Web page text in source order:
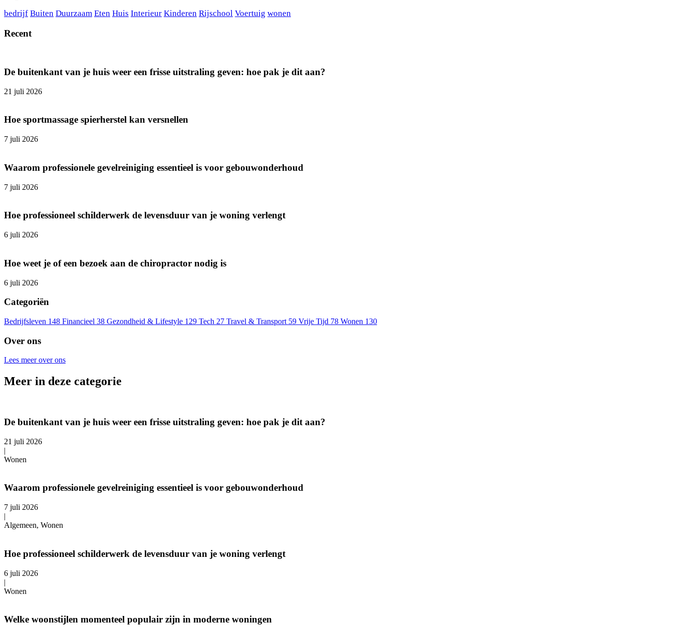
bedrijf Buiten Duurzaam Eten Huis Interieur Kinderen Rijschool Voertuig wonen
Recent
De buitenkant van je huis weer een frisse uitstraling geven: hoe pak je dit aan?
21 juli 2026
Hoe sportmassage spierherstel kan versnellen
7 juli 2026
Waarom professionele gevelreiniging essentieel is voor gebouwonderhoud
7 juli 2026
Hoe professioneel schilderwerk de levensduur van je woning verlengt
6 juli 2026
Hoe weet je of een bezoek aan de chiropractor nodig is
6 juli 2026
Categoriën
Bedrijfsleven 148 Financieel 38 Gezondheid & Lifestyle 129 Tech 27 Travel & Transport 59 Vrije Tijd 78 Wonen 130
Over ons
Lees meer over ons
Meer in deze categorie
De buitenkant van je huis weer een frisse uitstraling geven: hoe pak je dit aan?
21 juli 2026
|
Wonen
Waarom professionele gevelreiniging essentieel is voor gebouwonderhoud
7 juli 2026
|
Algemeen, Wonen
Hoe professioneel schilderwerk de levensduur van je woning verlengt
6 juli 2026
|
Wonen
Welke woonstijlen momenteel populair zijn in moderne woningen